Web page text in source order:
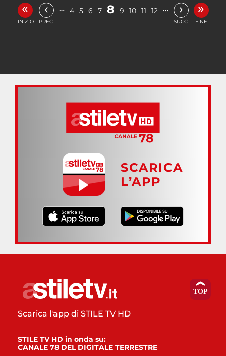
«
INIZIO
‹
PREC.
… 4 5 6 7 8 9 10 11 12 … ›
SUCC.
»
FINE
SCARICA
L’APP
Scarica l'app di STILE TV HD
STILE TV HD in onda su:
CANALE 78 DEL DIGITALE TERRESTRE